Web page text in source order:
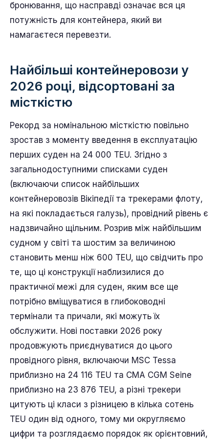
бронювання, що насправді означає вся ця
потужність для контейнера, який ви
намагаєтеся перевезти.
Найбільші контейнеровози у
2026 році, відсортовані за
місткістю
Рекорд за номінальною місткістю повільно
зростав з моменту введення в експлуатацію
перших суден на 24 000 TEU. Згідно з
загальнодоступними списками суден
(включаючи список найбільших
контейнеровозів Вікіпедії та трекерами флоту,
на які покладається галузь), провідний рівень є
надзвичайно щільним. Розрив між найбільшим
судном у світі та шостим за величиною
становить менш ніж 600 TEU, що свідчить про
те, що ці конструкції наблизилися до
практичної межі для суден, яким все ще
потрібно вміщуватися в глибоководні
термінали та причали, які можуть їх
обслужити. Нові поставки 2026 року
продовжують приєднуватися до цього
провідного рівня, включаючи MSC Tessa
приблизно на 24 116 TEU та CMA CGM Seine
приблизно на 23 876 TEU, а різні трекери
цитують ці класи з різницею в кілька сотень
TEU один від одного, тому ми округляємо
цифри та розглядаємо порядок як орієнтовний,